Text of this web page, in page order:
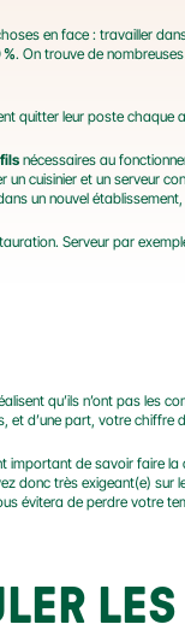
en face : travailler
. On trouve de
quitter leur poste chaque
nécessaires au
un cuisinier et un serveur
un nouvel
Serveur par
qu’ils n’ont pas les
d’une part, votre chiffre
important de savoir faire
donc très exigeant(e) sur
évitera de perdre votre